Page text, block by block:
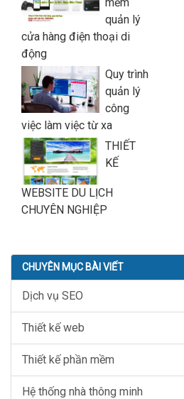
quản lý
cửa hàng điện thoại di
động
Quy trình
quản lý
công
việc làm việc từ xa
THIẾT
KẾ
WEBSITE DU LỊCH
CHUYÊN NGHIỆP
CHUYÊN MỤC BÀI VIẾT
Dịch vụ SEO
Thiết kế web
Thiết kế phần mềm
Hệ thống nhà thông minh